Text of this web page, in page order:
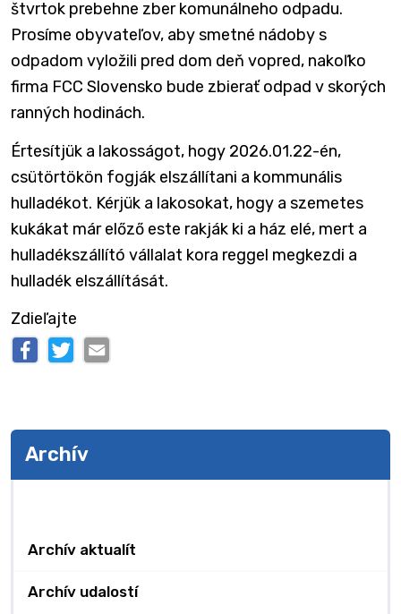
štvrtok prebehne zber komunálneho odpadu.
Prosíme obyvateľov, aby smetné nádoby s
odpadom vyložili pred dom deň vopred, nakoľko
firma FCC Slovensko bude zbierať odpad v skorých
ranných hodinách.
Értesítjük a lakosságot, hogy 2026.01.22-én,
csütörtökön fogják elszállítani a kommunális
hulladékot. Kérjük a lakosokat, hogy a szemetes
kukákat már előző este rakják ki a ház elé, mert a
hulladékszállító vállalat kora reggel megkezdi a
hulladék elszállítását.
Zdieľajte
Archív
Archív aktualít
Archív udalostí